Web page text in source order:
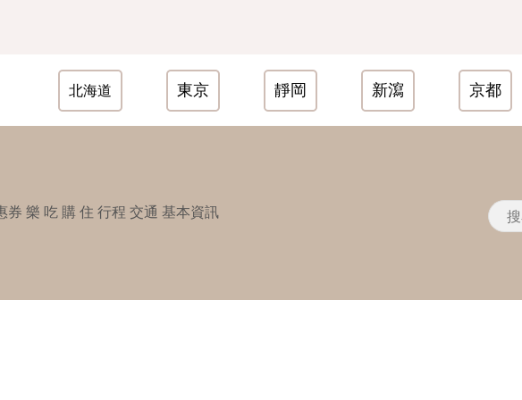
北海道 東京 靜岡 新瀉 京都
券 樂 吃 購 住 行程 交通 基本資訊